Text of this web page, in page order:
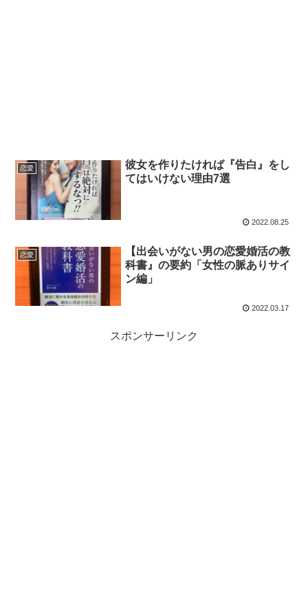
恋愛
彼女を作りたければ『告白』をし
てはいけない理由7選
2022.08.25
恋愛
【出会いがない男の恋愛婚活の教
科書』の要約「女性の脈ありサイ
ン編」
2022.03.17
スポンサーリンク